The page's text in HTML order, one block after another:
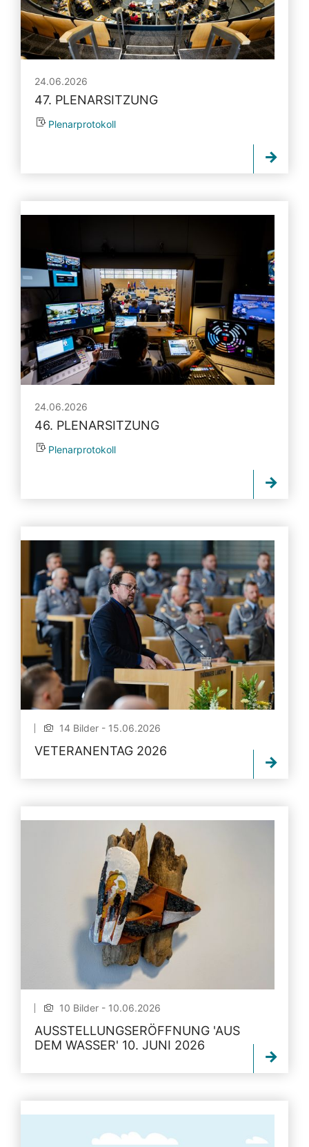
24.06.2026
47. PLENARSITZUNG
Plenarprotokoll
24.06.2026
46. PLENARSITZUNG
Plenarprotokoll
14 Bilder - 15.06.2026
VETERANENTAG 2026
10 Bilder - 10.06.2026
AUSSTELLUNGSERÖFFNUNG 'AUS
DEM WASSER' 10. JUNI 2026